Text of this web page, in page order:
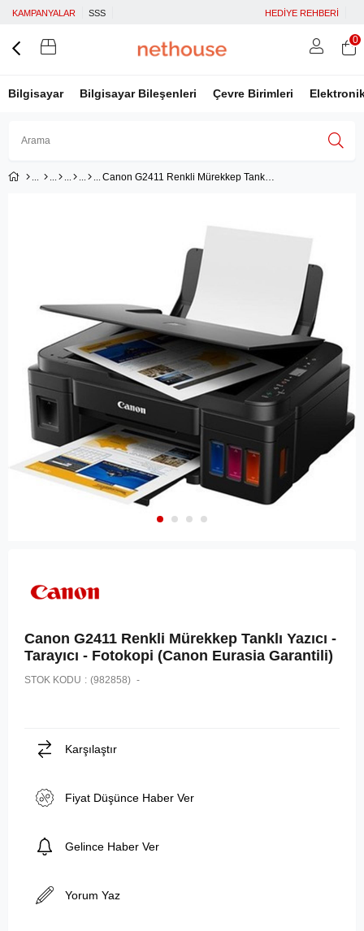
KAMPANYALAR SSS HEDİYE REHBERİ
Bilgisayar Bilgisayar Bileşenleri Çevre Birimleri
Facebook İle Bağlan
0
Canon G2411 Renkli Mürekkep Tanklı Yazıcı - Tarayıcı - Fotokopi (Canon Eurasia Garantili)
Canon G2411 Renkli Mürekkep Tanklı Yazıcı -
Tarayıcı - Fotokopi (Canon Eurasia Garantili)
STOK KODU (982858)
Karşılaştır
Fiyat Düşünce Haber Ver
Gelince Haber Ver
Yorum Yaz